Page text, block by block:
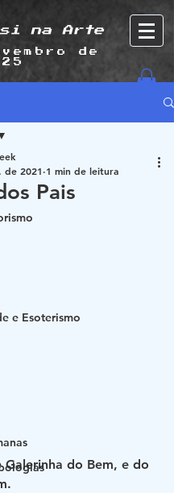
si na Arte
de
e Esoterismo
Pais
de 2021 1 min de leitura
Galerinha do Bem, e do